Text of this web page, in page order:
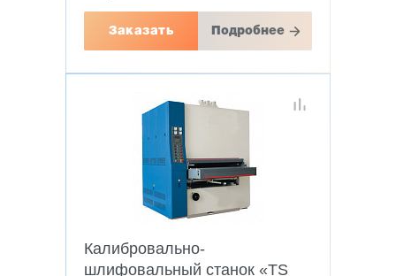
Заказать Подробнее
Калибровально-
шлифовальный станок «TS